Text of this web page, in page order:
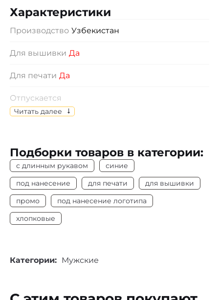
Характеристики
Производство Узбекистан
Для вышивки Да
Для печати Да
Отпускается
Изделия отпускаются по индивидуальному
выбору размеров.
Цвет Синий
Плотность 190 г/м2
Длинный рукав Да
Под нанесение
Читать далее
Подборки товаров в категории:
с длинным рукавом
синие
под нанесение
для печати
для вышивки
промо
под нанесение логотипа
хлопковые
Категории: Мужские